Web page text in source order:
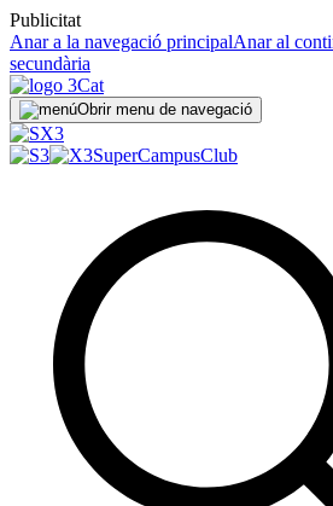
Publicitat
Anar a la navegació principalAnar al
secundària
Obrir menu de navegació
SuperCampusClub